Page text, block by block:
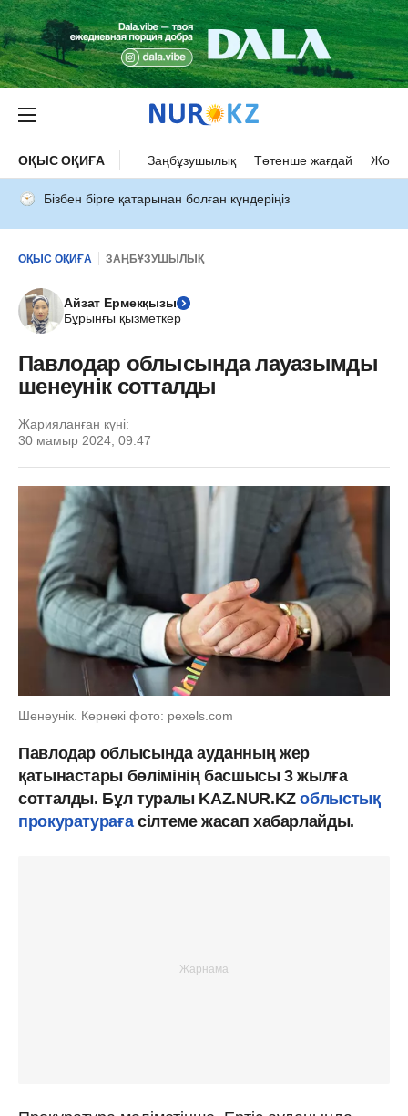
ОҚЫС ОҚИҒА Заңбұзушылық Төтенше жағдай Жол
Бізбен бірге қатарынан болған күндеріңіз
ОҚЫС ОҚИҒА ЗАҢБҰЗУШЫЛЫҚ
Айзат Ермекқызы
Бұрынғы қызметкер
Павлодар облысында лауазымды
шенеунік сотталды
Жарияланған күні:
30 мамыр 2024, 09:47
Шенеунік. Көрнекі фото: pexels.com
Павлодар облысында ауданның жер
қатынастары бөлімінің басшысы 3 жылға
сотталды. Бұл туралы KAZ.NUR.KZоблыстық
прокуратурағасілтеме жасап хабарлайды.